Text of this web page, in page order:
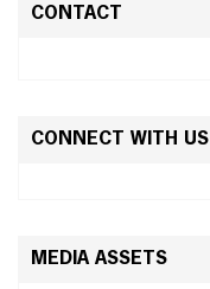
CONTACT
CONNECT WITH US
MEDIA ASSETS